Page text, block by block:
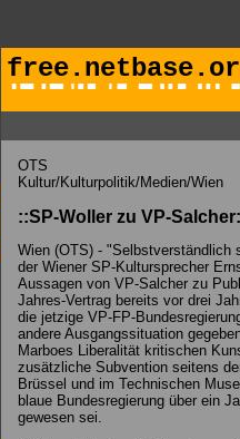
OTS
Kultur/Kulturpolitik/Medien/Wien
::SP-Woller zu VP-
Wien (OTS) - "Selbstverständlich
der Wiener SP-Kultursprecher
Aussagen von VP-Salcher zu
Jahres-Vertrag bereits vor drei
die jetzige VP-FP-
andere Ausgangssituation
Marboes Liberalität kritischen
zusätzliche Subvention seitens
Brüssel und im Technischen
blaue Bundesregierung über ein
gewesen sei.